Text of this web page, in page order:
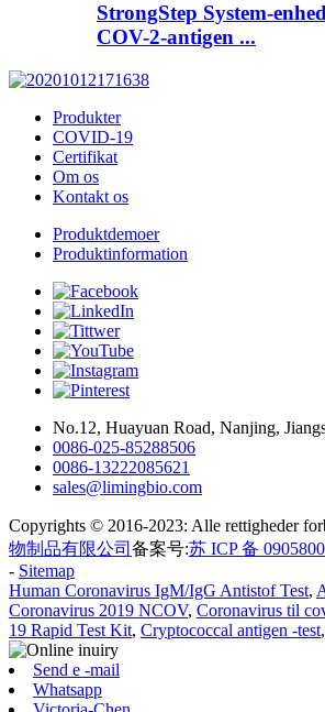
StrongStep System-
COV-2-antigen ...
Produkter
COVID-19
Certifikat
Om os
Kontakt os
Produktdemoer
Produktinformation
No.12, Huayuan Road, Nanjing,
0086-025-85288506
0086-13222085621
sales@limingbio.com
Copyrights © 2016-2023: Alle rettigheder
物制品有限公司 备案号:苏 ICP 备
- Sitemap
Human Coronavirus IgM/IgG Antistof Test,
Coronavirus 2019 NCOV, Coronavirus til
19 Rapid Test Kit, Cryptococcal antigen -test,
Send e -mail
Whatsapp